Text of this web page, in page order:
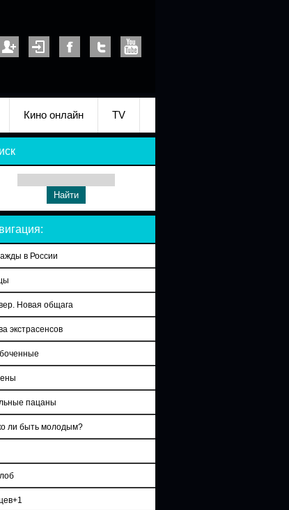
Кино онлайн TV
в России
Новая общага
экстрасенсов
пацаны
ли быть молодым?